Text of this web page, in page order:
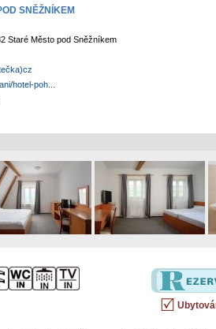
SNĚŽNÍKEM
Staré Město pod Sněžníkem
hotel-poh...